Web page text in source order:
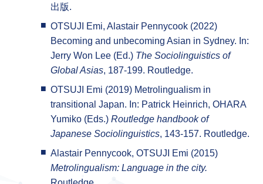
出版.
OTSUJI Emi, Alastair Pennycook (2022)
Becoming and unbecoming Asian in Sydney. In:
Jerry Won Lee (Ed.) The Sociolinguistics of
Global Asias, 187-199. Routledge.
OTSUJI Emi (2019) Metrolingualism in
transitional Japan. In: Patrick Heinrich, OHARA
Yumiko (Eds.) Routledge handbook of
Japanese Sociolinguistics, 143-157. Routledge.
Alastair Pennycook, OTSUJI Emi (2015)
Metrolingualism: Language in the city.